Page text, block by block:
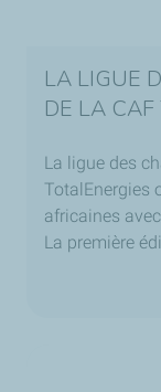
LA LIGUE
DE LA
La ligue des
TotalEnergies
africaines
La première